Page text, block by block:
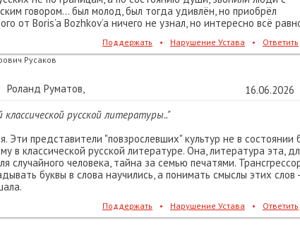
говором… был молод, был тогда удивлён, но приобрёл
от Boris’a Bozhkov’a ничего не узнал, но интересно всё
Поддержать • Нарушение Устава •
Ответить
Русаков
Роланд Руматов, 16.06.2026
русской литературы.."
Эти представители "повзрослевших" культур не в состоянии
в классической русской литературе. Она, литература эта,
случайного человека, тайна за семью печатями.
буквы в слова научились, а понимать смыслы этих слов -
Поддержать • Нарушение Устава • Ответить